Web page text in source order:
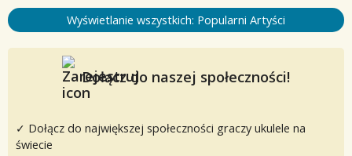
Wyświetlanie wszystkich: Popularni Artyści
Dołącz do naszej społeczności!
✓ Dołącz do największej społeczności graczy ukulele na
świecie